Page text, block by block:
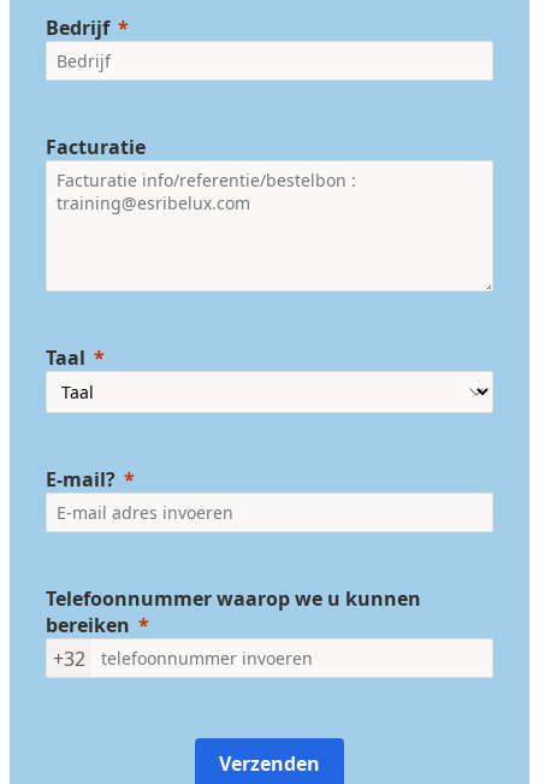
Bedrijf
Facturatie
Taal
E-mail?
Telefoonnummer waarop we u kunnen
bereiken
+32
Verzenden